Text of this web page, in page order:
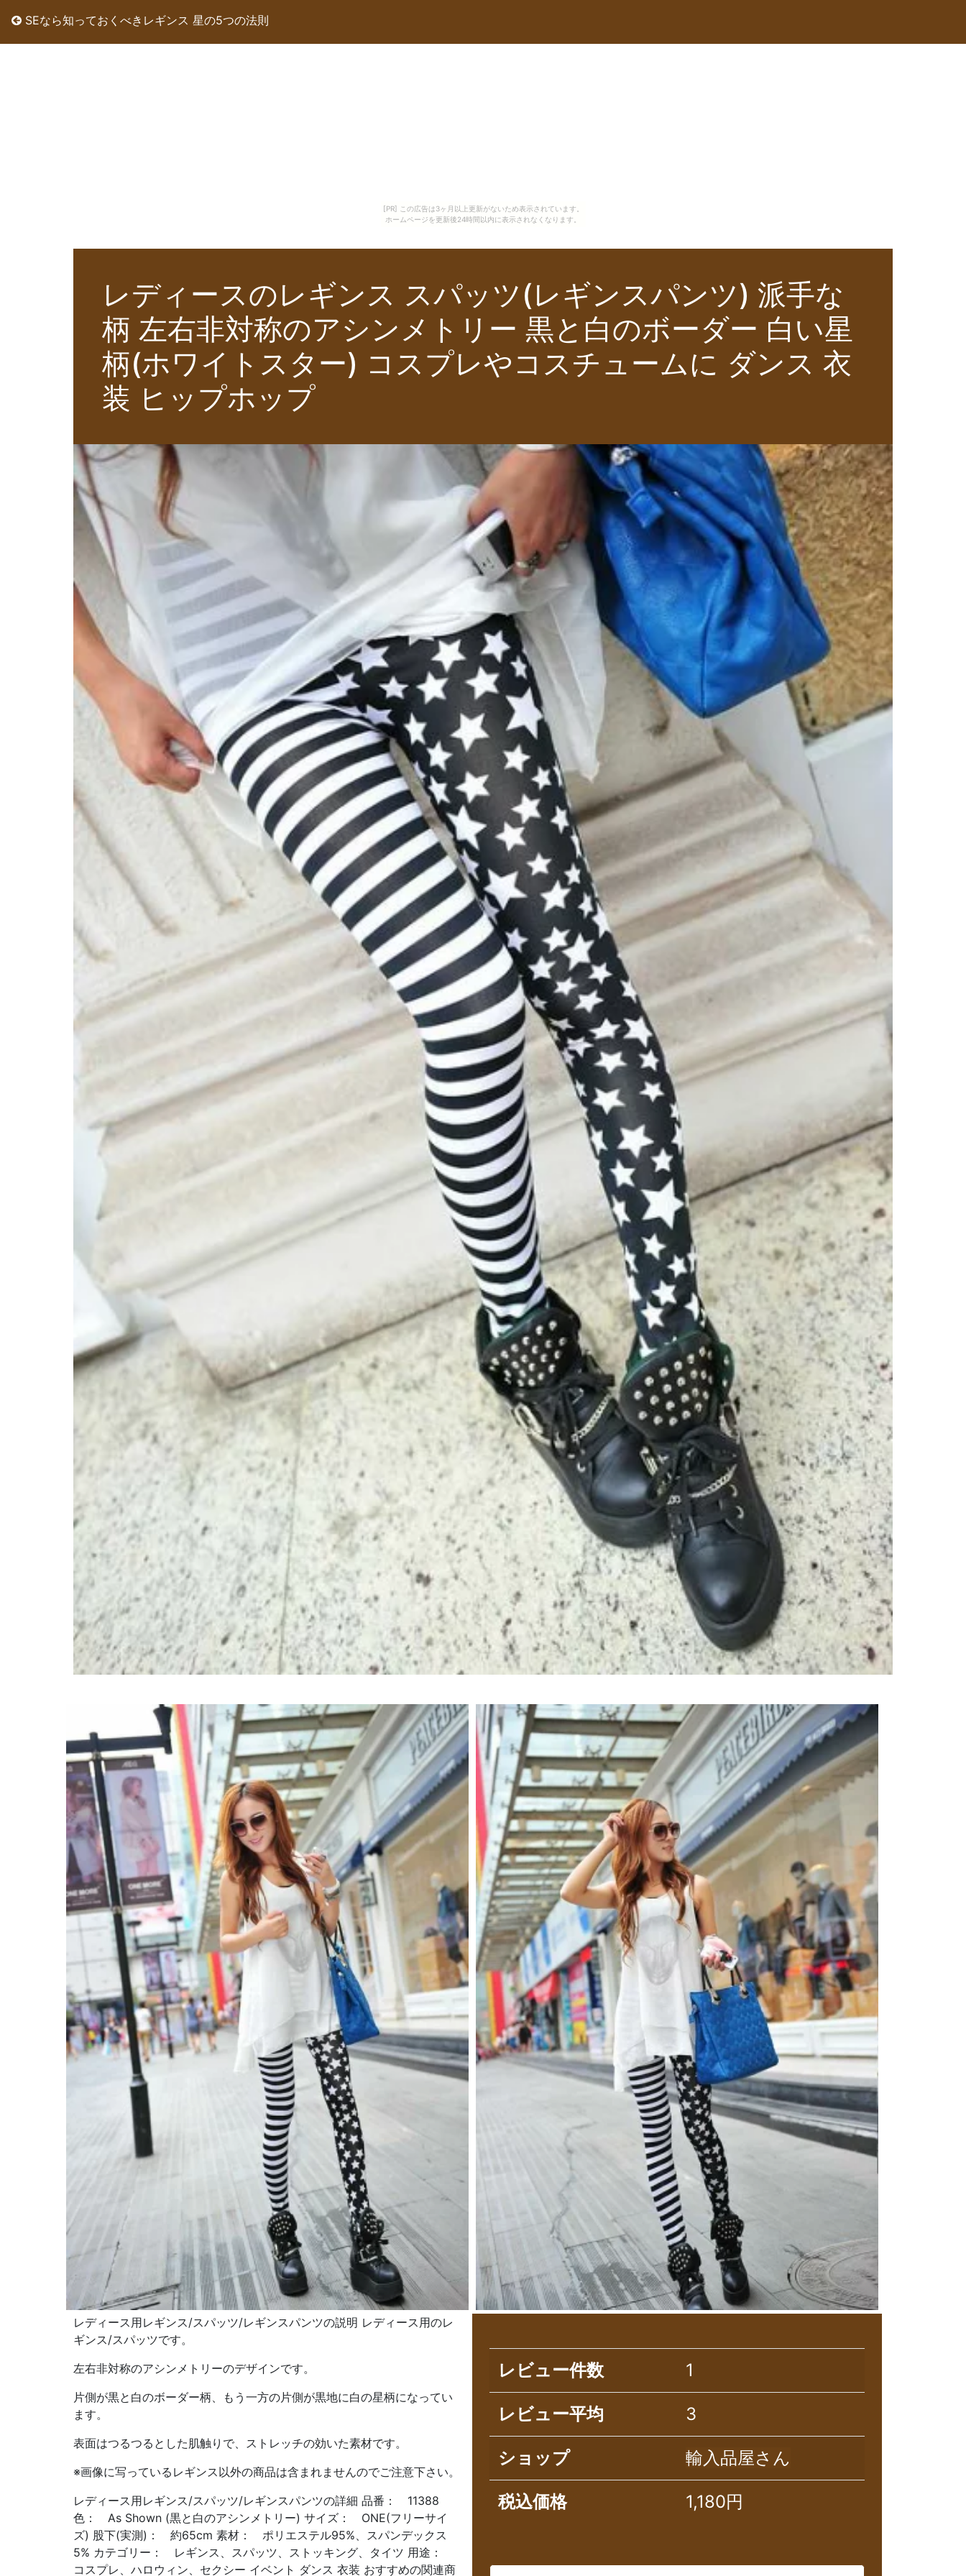
[PR] この広告は3ヶ月以上更新がないため表示されています。
ホームページを更新後24時間以内に表示されなくなります。
SEなら知っておくべきレギンス 星の5つの法則
レディースのレギンス スパッツ(レギンスパンツ) 派手な
柄 左右非対称のアシンメトリー 黒と白のボーダー 白い星
柄(ホワイトスター) コスプレやコスチュームに ダンス 衣
装 ヒップホップ
レディース用レギンス/スパッツ/レギンスパンツの説明 レディース用のレ
ギンス/スパッツです。
左右非対称のアシンメトリーのデザインです。
片側が黒と白のボーダー柄、もう一方の片側が黒地に白の星柄になってい
ます。
表面はつるつるとした肌触りで、ストレッチの効いた素材です。
※画像に写っているレギンス以外の商品は含まれませんのでご注意下さい。
レディース用レギンス/スパッツ/レギンスパンツの詳細 品番： 11388
色： As Shown (黒と白のアシンメトリー) サイズ： ONE(フリーサイ
ズ) 股下(実測)： 約65cm 素材： ポリエステル95%、スパンデックス
5% カテゴリー： レギンス、スパッツ、ストッキング、タイツ 用途：
コスプレ、ハロウィン、セクシー イベント ダンス 衣装 おすすめの関連商
レビュー件数 1
レビュー平均 3
ショップ 輸入品屋さん
税込価格 1,180円